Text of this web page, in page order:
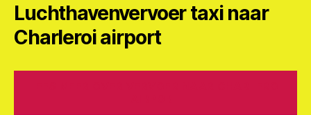
Luchthavenvervoer taxi naar
Charleroi airport